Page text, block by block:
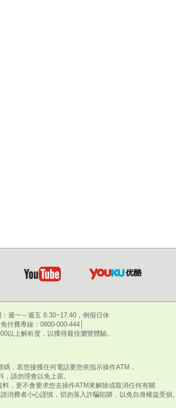
週一～週五 8:30~17:40，例假日休
付費專線：0800-000-444│
以上解析度，以獲得最佳瀏覽體驗。
，若您接獲任何電話要您依指示操作ATM，
請勿理會以免上當。
，更不會要求您去操作ATM來解除或取消任何有關
消費者小心謹慎，切勿落入詐騙陷阱，以免自身權益受損。